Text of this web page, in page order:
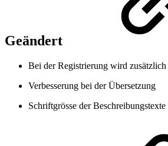
Geändert
Bei der Registrierung wird
Verbesserung bei der Übersetzung
Schriftgrösse der